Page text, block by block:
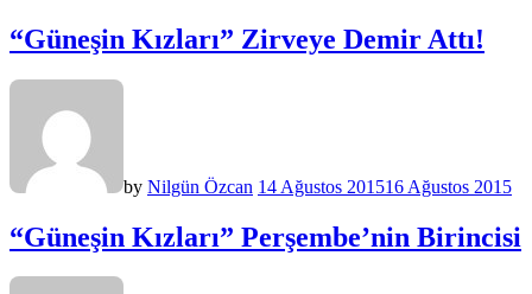
“Güneşin Kızları” Zirveye Demir Attı!
by Nilgün Özcan 14 Ağustos 201516 Ağustos 2015
“Güneşin Kızları” Perşembe’nin Birincisi